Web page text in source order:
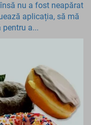
nu a fost neapărat
aplicația, să mă
a...